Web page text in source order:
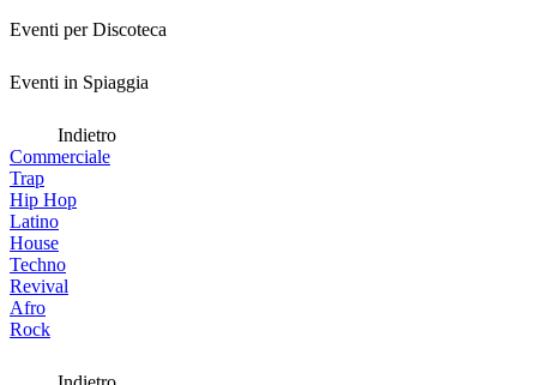
Eventi per Discoteca
Eventi in Spiaggia
Indietro
Commerciale
Trap
Hip Hop
Latino
House
Techno
Revival
Afro
Rock